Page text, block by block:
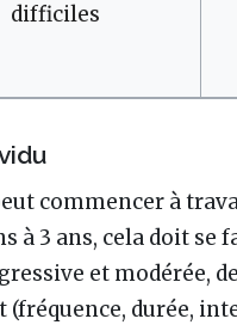
difficiles
commencer à
à 3 ans, cela doit se
et modérée,
durée,